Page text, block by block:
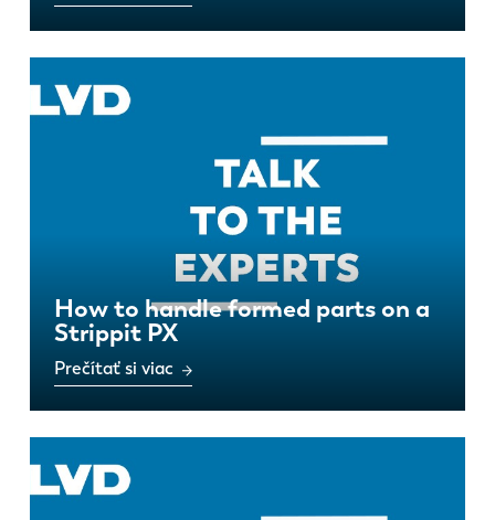
How to handle formed parts on a
Strippit PX
Prečítať si viac